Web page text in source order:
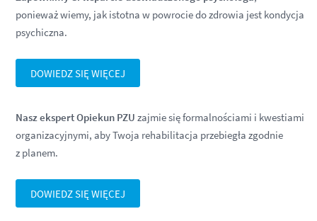
ponieważ wiemy, jak istotna w powrocie do zdrowia jest kondycja
psychiczna.
DOWIEDZ SIĘ WIĘCEJ
Nasz ekspert Opiekun PZU zajmie się formalnościami i kwestiami
organizacyjnymi, aby Twoja rehabilitacja przebiegła zgodnie
z planem.
DOWIEDZ SIĘ WIĘCEJ